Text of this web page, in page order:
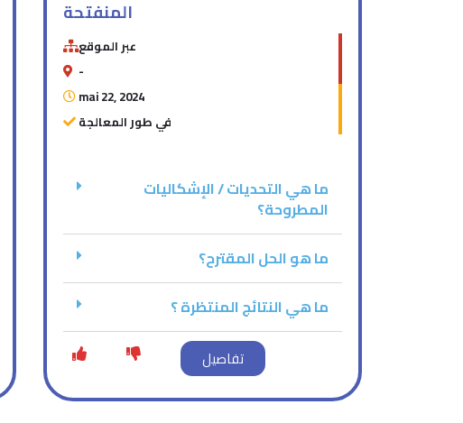
المنفتحة
عبر الموقع
-
mai 22, 2024
في طور المعالجة
ما هي التحديات / الإشكاليات
المطروحة؟
ما هو الحل المقترح؟
ما هي النتائج المنتظرة ؟
تفاصيل